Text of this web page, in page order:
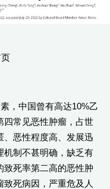
，中国曾有高达10%乙
四常见恶性肿瘤，占世
、恶性程度高、发展迅
机制不甚明确，缺乏有
致死率第二高的恶性肿
死病因，严重危及人